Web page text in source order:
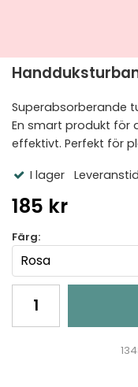
Superabsorberande
En smart produkt för
effektivt. Perfekt för
I lager
185 kr
Färg: